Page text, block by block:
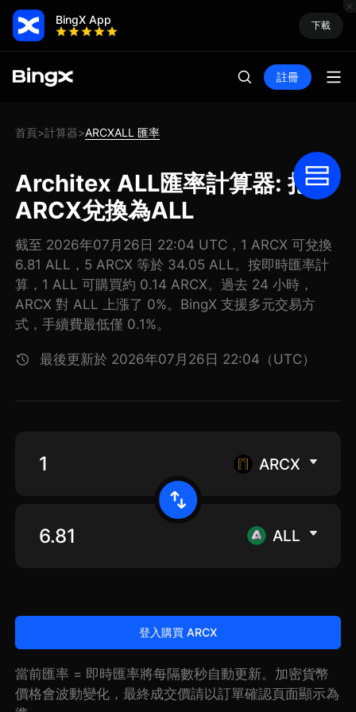
BingX App 下載
註冊
首頁>計算器>ARCXALL 匯率
Architex ALL匯率計算器: 把
ARCX兌換為ALL
截至 2026年07月26日 22:04 UTC，1 ARCX 可兌換
6.81 ALL，5 ARCX 等於 34.05 ALL。按即時匯率計
算，1 ALL 可購買約 0.14 ARCX。過去 24 小時，
ARCX 對 ALL 上漲了 0%。BingX 支援多元交易方
式，手續費最低僅 0.1%。
最後更新於 2026年07月26日 22:04（UTC）
ARCX
ALL
登入購買 ARCX
當前匯率 = 即時匯率將每隔數秒自動更新。加密貨幣
價格會波動變化，最終成交價請以訂單確認頁面顯示為